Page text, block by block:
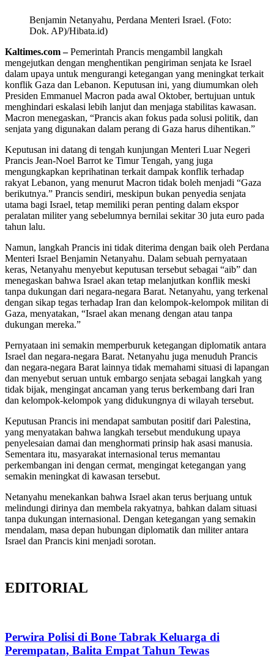
Benjamin Netanyahu, Perdana Menteri Israel. (Foto:
Dok. AP)/Hibata.id)
Kaltimes.com –Pemerintah Prancis mengambil langkah
mengejutkan dengan menghentikan pengiriman senjata ke Israel
dalam upaya untuk mengurangi ketegangan yang meningkat terkait
konflik Gaza dan Lebanon. Keputusan ini, yang diumumkan oleh
Presiden Emmanuel Macron pada awal Oktober, bertujuan untuk
menghindari eskalasi lebih lanjut dan menjaga stabilitas kawasan.
Macron menegaskan, “Prancis akan fokus pada solusi politik, dan
senjata yang digunakan dalam perang di Gaza harus dihentikan.”
Keputusan ini datang di tengah kunjungan Menteri Luar Negeri
Prancis Jean-Noel Barrot ke Timur Tengah, yang juga
mengungkapkan keprihatinan terkait dampak konflik terhadap
rakyat Lebanon, yang menurut Macron tidak boleh menjadi “Gaza
berikutnya.” Prancis sendiri, meskipun bukan penyedia senjata
utama bagi Israel, tetap memiliki peran penting dalam ekspor
peralatan militer yang sebelumnya bernilai sekitar 30 juta euro pada
tahun lalu.
Namun, langkah Prancis ini tidak diterima dengan baik oleh Perdana
Menteri Israel Benjamin Netanyahu. Dalam sebuah pernyataan
keras, Netanyahu menyebut keputusan tersebut sebagai “aib” dan
menegaskan bahwa Israel akan tetap melanjutkan konflik meski
tanpa dukungan dari negara-negara Barat. Netanyahu, yang terkenal
dengan sikap tegas terhadap Iran dan kelompok-kelompok militan di
Gaza, menyatakan, “Israel akan menang dengan atau tanpa
dukungan mereka.”
Pernyataan ini semakin memperburuk ketegangan diplomatik antara
Israel dan negara-negara Barat. Netanyahu juga menuduh Prancis
dan negara-negara Barat lainnya tidak memahami situasi di lapangan
dan menyebut seruan untuk embargo senjata sebagai langkah yang
tidak bijak, mengingat ancaman yang terus berkembang dari Iran
dan kelompok-kelompok yang didukungnya di wilayah tersebut.
Keputusan Prancis ini mendapat sambutan positif dari Palestina,
yang menyatakan bahwa langkah tersebut mendukung upaya
penyelesaian damai dan menghormati prinsip hak asasi manusia.
Sementara itu, masyarakat internasional terus memantau
perkembangan ini dengan cermat, mengingat ketegangan yang
semakin meningkat di kawasan tersebut.
Netanyahu menekankan bahwa Israel akan terus berjuang untuk
melindungi dirinya dan membela rakyatnya, bahkan dalam situasi
tanpa dukungan internasional. Dengan ketegangan yang semakin
mendalam, masa depan hubungan diplomatik dan militer antara
Israel dan Prancis kini menjadi sorotan.
EDITORIAL
Perwira Polisi di Bone Tabrak Keluarga di
Perempatan, Balita Empat Tahun Tewas